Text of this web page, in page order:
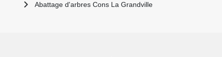
Abattage d'arbres Cons La Grandville